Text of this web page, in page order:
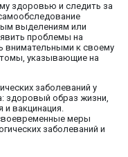
здоровью и следить за
выделениям или
проблемы на
внимательными к своему
указывающие на
заболеваний у
здоровый образ жизни,
и вакцинация.
меры
заболеваний и